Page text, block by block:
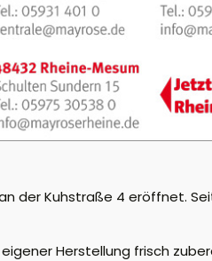
an der Kuhstraße 4 eröffnet.
Herstellung frisch